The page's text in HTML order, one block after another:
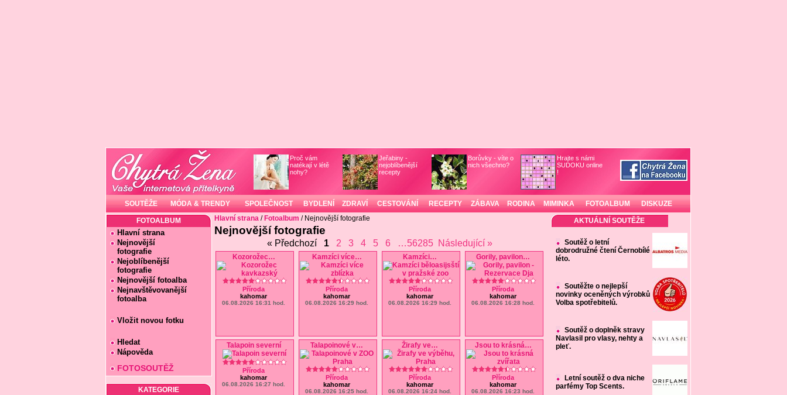
Proč vám
natékají v létě
nohy?
Jeřabiny -
nejoblíbenější
recepty
Borůvky - víte o
nich všechno?
Hrajte s námi
SUDOKU online
!
SOUTĚŽE MÓDA & TRENDY SPOLEČNOST BYDLENÍ ZDRAVÍ CESTOVÁNÍ RECEPTY ZÁBAVA RODINA MIMINKA FOTOALBUM DISKUZE
FOTOALBUM
Hlavní strana
Nejnovější
fotografie
Nejoblíbenější
fotografie
Nejnovější fotoalba
Nejnavštěvovanější
fotoalba
Vložit novou fotku
Hledat
Nápověda
FOTOSOUTĚŽ
KATEGORIE
Hlavní strana/ Fotoalbum / Nejnovější fotografie
Nejnovější fotografie
« Předchozí 1 2 3 4 5 6 …56285 Následující »
Kozorožec…
Příroda
kahomar
06.08.2026 16:31 hod.
Kamzíci více…
Příroda
kahomar
06.08.2026 16:29 hod.
Kamzíci…
Příroda
kahomar
06.08.2026 16:29 hod.
Gorily, pavilon…
Příroda
kahomar
06.08.2026 16:28 hod.
Talapoin severní
Příroda
kahomar
06.08.2026 16:27 hod.
Talapoinové v…
Příroda
kahomar
06.08.2026 16:25 hod.
Žirafy ve…
Příroda
kahomar
06.08.2026 16:24 hod.
Jsou to krásná…
Příroda
kahomar
06.08.2026 16:23 hod.
AKTUÁLNÍ SOUTĚŽE
Soutěž o letní
dobrodružné čtení Černobílé
léto.
Soutěžte o nejlepší
novinky oceněných výrobků
Volba spotřebitelů.
Soutěž o doplněk stravy
Navlasil pro vlasy, nehty a
pleť.
Letní soutěž o dva niche
parfémy Top Scents.